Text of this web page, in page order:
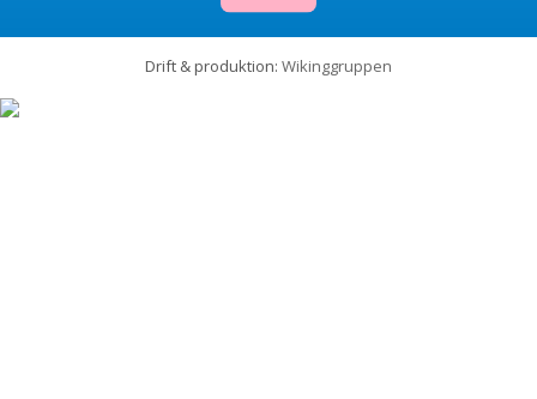
Drift & produktion: Wikinggruppen